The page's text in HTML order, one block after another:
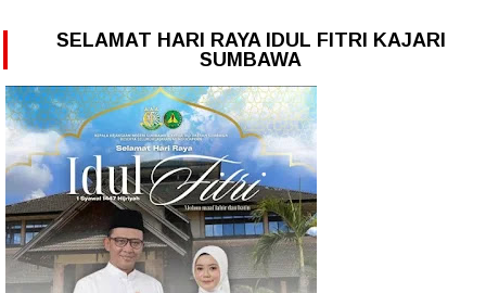
SELAMAT HARI RAYA IDUL FITRI KAJARI
SUMBAWA